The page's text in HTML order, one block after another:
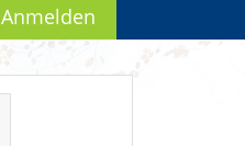
Anmelden